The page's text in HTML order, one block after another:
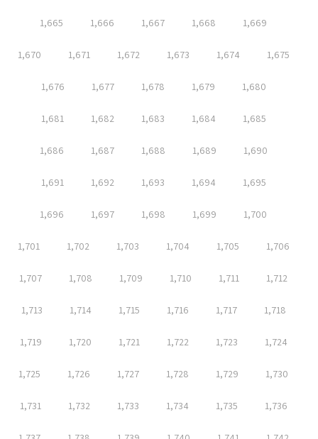
1,665 1,666 1,667 1,668 1,669
1,670 1,671 1,672 1,673 1,674 1,675
1,676 1,677 1,678 1,679 1,680
1,681 1,682 1,683 1,684 1,685
1,686 1,687 1,688 1,689 1,690
1,691 1,692 1,693 1,694 1,695
1,696 1,697 1,698 1,699 1,700
1,701 1,702 1,703 1,704 1,705 1,706
1,707 1,708 1,709 1,710 1,711 1,712
1,713 1,714 1,715 1,716 1,717 1,718
1,719 1,720 1,721 1,722 1,723 1,724
1,725 1,726 1,727 1,728 1,729 1,730
1,731 1,732 1,733 1,734 1,735 1,736